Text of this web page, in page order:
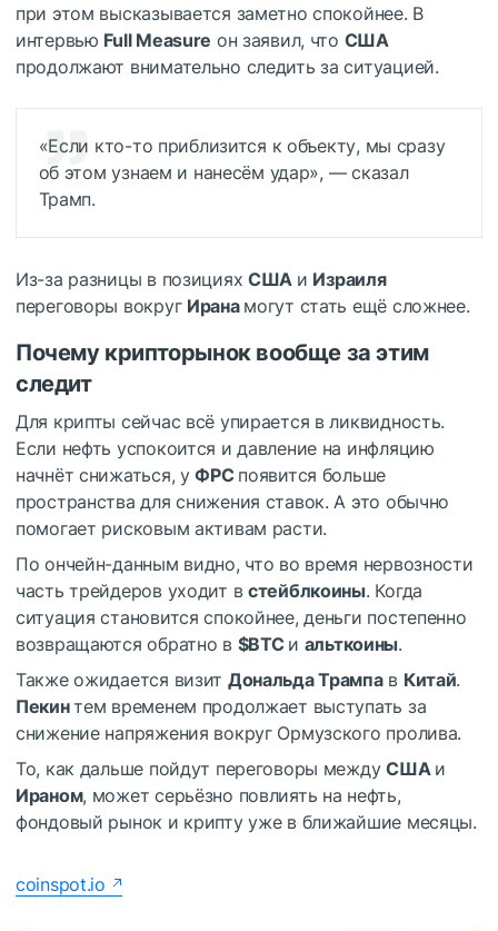
при этом высказывается заметно спокойнее. В
интервью Full Measure он заявил, что США
продолжают внимательно следить за ситуацией.
«Если кто-то приблизится к объекту, мы сразу
об этом узнаем и нанесём удар», — сказал
Трамп.
Из-за разницы в позициях США и Израиля
переговоры вокруг Ирана могут стать ещё сложнее.
Почему крипторынок вообще за этим
следит
Для крипты сейчас всё упирается в ликвидность.
Если нефть успокоится и давление на инфляцию
начнёт снижаться, уФРС появится больше
пространства для снижения ставок. А это обычно
помогает рисковым активам расти.
По ончейн-данным видно, что во время нервозности
часть трейдеров уходит в стейблкоины. Когда
ситуация становится спокойнее, деньги постепенно
возвращаются обратно в $BTC и альткоины.
Также ожидается визит Дональда Трампав Китай.
Пекинтем временем продолжает выступать за
снижение напряжения вокруг Ормузского пролива.
То, как дальше пойдут переговоры междуСША и
Ираном, может серьёзно повлиять на нефть,
фондовый рынок и крипту уже в ближайшие месяцы.
coinspot.io